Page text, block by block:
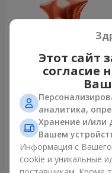
Фонтан шаров “Мир
Заказать
Этот сайт
согласие
аналитика,
Хранение и/или
Вашем
Информация с
cookie и уникальные